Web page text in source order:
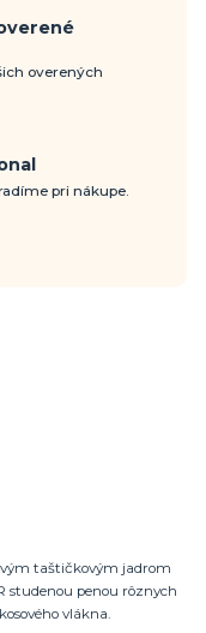
overených
pri nákupe.
taštičkovým jadrom
studenou penou rôznych
vlákna.